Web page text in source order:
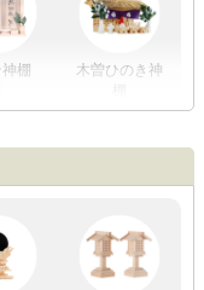
神棚
木曽ひのき神